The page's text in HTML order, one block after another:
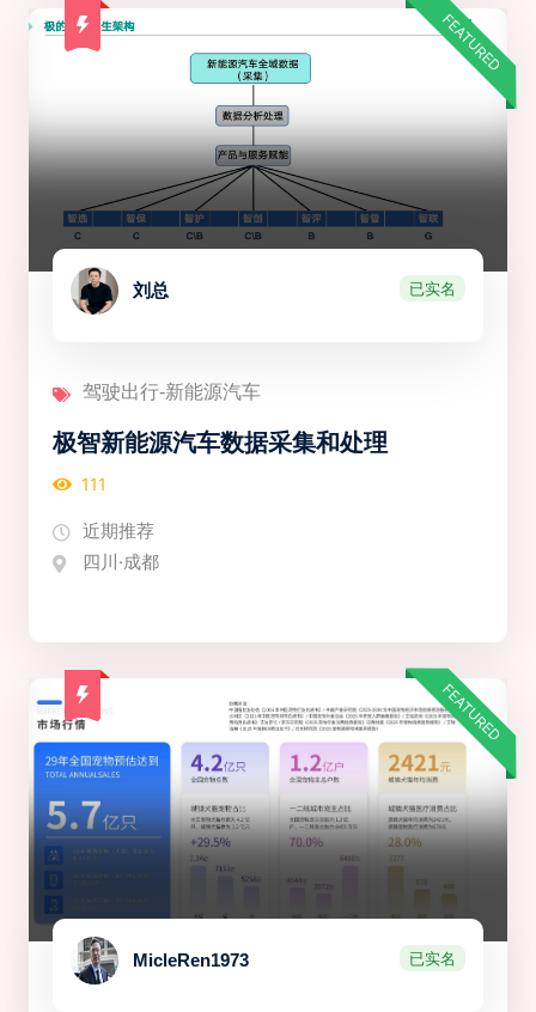
FEATURED
刘总 已实名
驾驶出行-新能源汽车
极智新能源汽车数据采集和处理
111
近期推荐
四川·成都
FEATURED
MicleRen1973 已实名